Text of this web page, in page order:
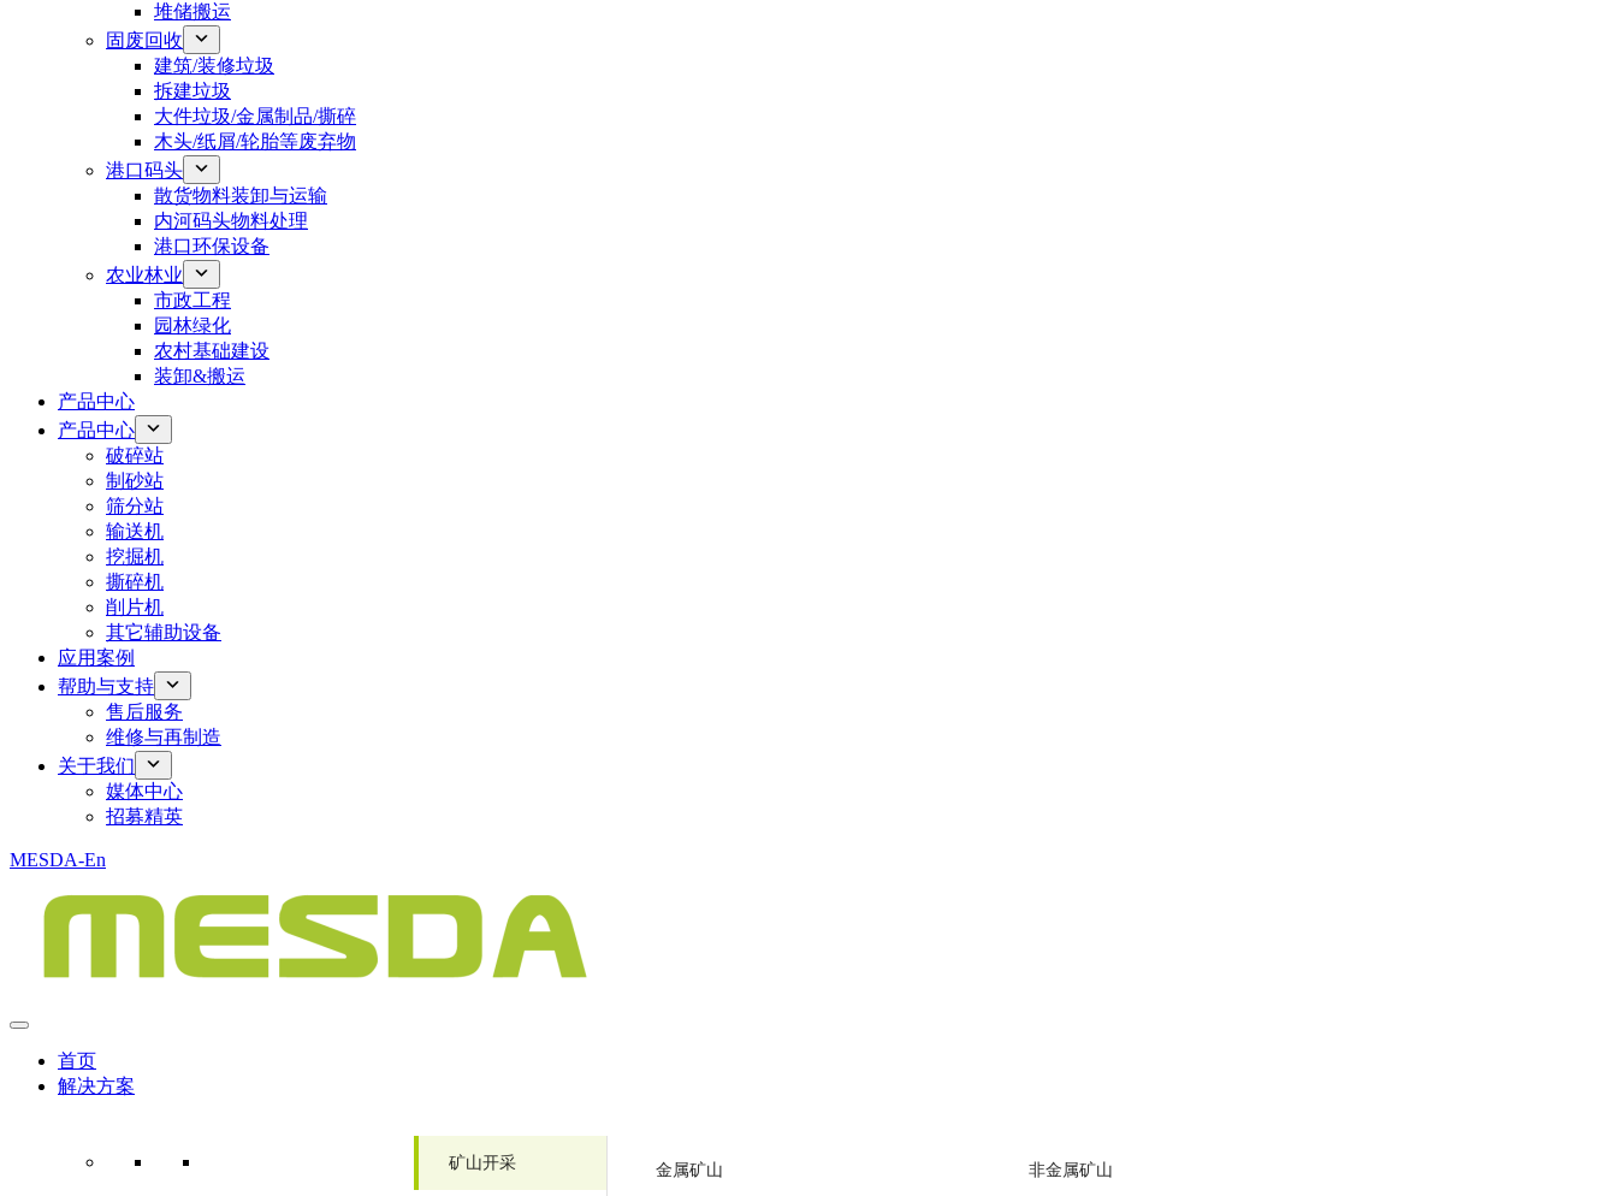
堆储搬运
固废回收
建筑/装修垃圾
拆建垃圾
大件垃圾/金属制品/撕碎
木头/纸屑/轮胎等废弃物
港口码头
散货物料装卸与运输
内河码头物料处理
港口环保设备
农业林业
市政工程
园林绿化
农村基础建设
装卸&搬运
产品中心
产品中心
破碎站
制砂站
筛分站
输送机
挖掘机
撕碎机
削片机
其它辅助设备
应用案例
帮助与支持
售后服务
维修与再制造
关于我们
媒体中心
招募精英
MESDA-En
首页
解决方案
矿山开采 金属矿山 非金属矿山